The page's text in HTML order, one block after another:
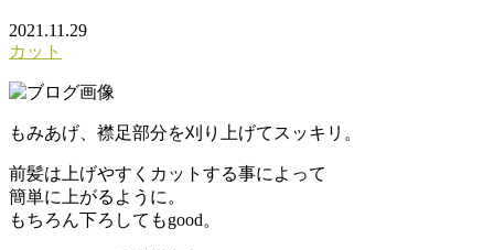
2021.11.29
カット
もみあげ、襟足部分を刈り上げてスッキリ。
前髪は上げやすくカットする事によって
簡単に上がるように。
もちろん下ろしてもgood。